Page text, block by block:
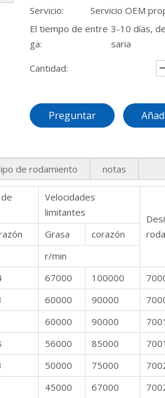
Servicio:
Servicio OEM
El tiempo de entre
ga:
3-10 días,
saria
Cantidad:
Preguntar
de rodamiento notas
Velocidades
limitantes
Grasa
corazón
r/min
67000 100000
60000 90000
60000 90000
56000 85000
50000 75000
45000 67000